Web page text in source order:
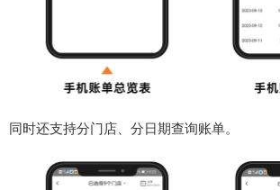
同时还支持分门店、分日期查询账单。